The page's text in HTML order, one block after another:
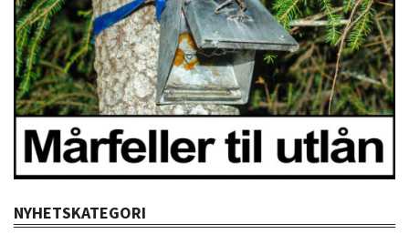
NYHETSKATEGORI